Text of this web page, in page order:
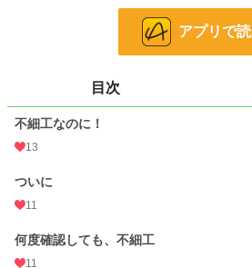
66,363 位 / 66,363 件
0 pt
文字数 1,674
初回公開日時
アプリで
目次
不細工なのに！
13
ついに
11
何度確認しても、不細工
11